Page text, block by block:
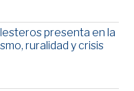
presenta en la
ruralidad y crisis